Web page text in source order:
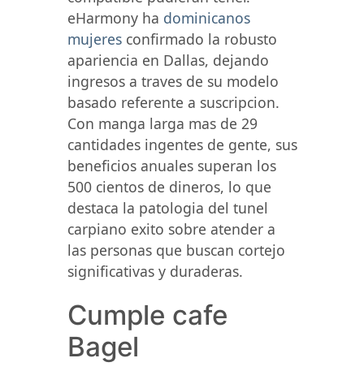
eHarmony ha dominicanos
mujeresconfirmado la robusto
apariencia en Dallas, dejando
ingresos a traves de su modelo
basado referente a suscripcion.
Con manga larga mas de 29
cantidades ingentes de gente, sus
beneficios anuales superan los
500 cientos de dineros, lo que
destaca la patologia del tunel
carpiano exito sobre atender a
las personas que buscan cortejo
significativas y duraderas.
Cumple cafe
Bagel